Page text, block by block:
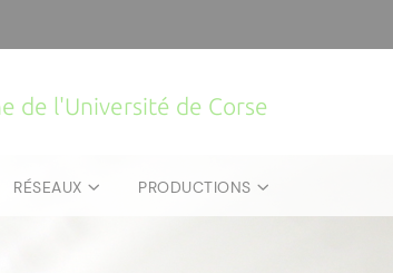
de l'Université de Corse
RÉSEAUX PRODUCTIONS